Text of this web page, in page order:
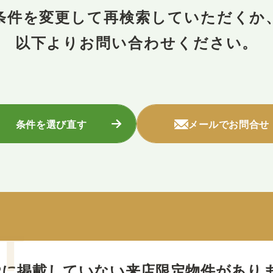
件を変更して再検索していただくか、
以下よりお問い合わせください。
条件を選び直す メールでお問合せ